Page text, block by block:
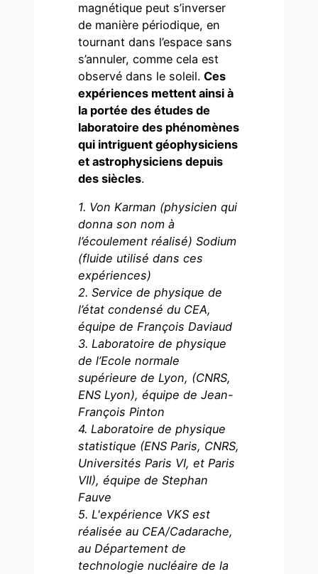
magnétique peut s’inverser
de manière périodique, en
tournant dans l’espace sans
s’annuler, comme cela est
observé dans le soleil.Ces
expériences mettent ainsi à
la portée des études de
laboratoire des phénomènes
qui intriguent géophysiciens
et astrophysiciens depuis
des siècles.
1. Von Karman (physicien qui
donna son nom à
l’écoulement réalisé) Sodium
(fluide utilisé dans ces
expériences)
2. Service de physique de
l’état condensé du CEA,
équipe de François Daviaud
3. Laboratoire de physique
de l’Ecole normale
supérieure de Lyon, (CNRS,
ENS Lyon), équipe de Jean-
François Pinton
4. Laboratoire de physique
statistique (ENS Paris, CNRS,
Universités Paris VI, et Paris
VII), équipe de Stephan
Fauve
5. L'expérience VKS est
réalisée au CEA/Cadarache,
au Département de
technologie nucléaire de la